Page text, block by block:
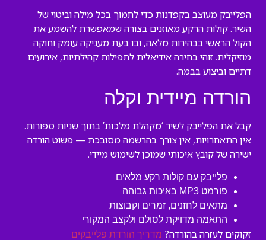
הפלייבק מעוצב בקפדנות כדי לתמוך בכל מילה וביטוי של
השיר. קולות הרקע מאוזנים בצורה שמאפשרת להשמע את
הקול הראשי בבהירות מלאה, ובו בעת מעניקה עומק וחוקה
מוזיקלית. זוהי בחירה אידיאלית לתפילות קהילתיות, אירועים
דתיים וביצוע בבמה.
הורדה מיידית וקלה
קבל את הפלייבק לשיר ‘מקהלת מלכות’ בתוך שניות ספורות.
אין התאחרויות, אין צורך בהרשמה מסובכת — פשוט הורדה
ישירה של קובץ איכותי שמוכן לשימוש מיידי.
פלייבק עם קולות רקע מלאים
פורמט MP3 באיכות גבוהה
מתאים לחזנים, זמרים וקבוצות
התאמה מדויקת לסולם ולקצב המקורי
זקוקים לעזרה בהורדה? מדריך הורדת פלייבקים